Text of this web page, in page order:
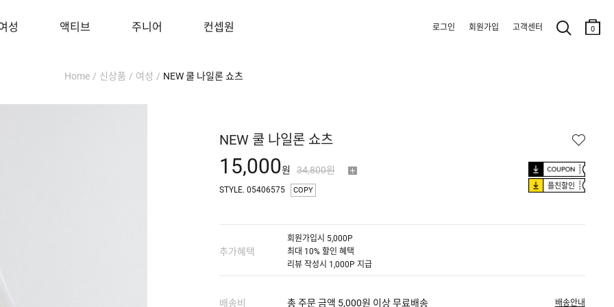
성 액티브 주니어 컨셉원 로그인 회원가입 고객센터 0
Home / 신상품 / 여성 / NEW 쿨 나일론 쇼츠
NEW 쿨 나일론 쇼츠
15,000원 34,800원
플친할인
STYLE. 05406575 COPY
추가혜택
회원가입시 5,000P
최대 10% 할인 혜택
리뷰 작성시 1,000P 지급
배송비 총 주문 금액 5,000원 이상 무료배송 배송안내